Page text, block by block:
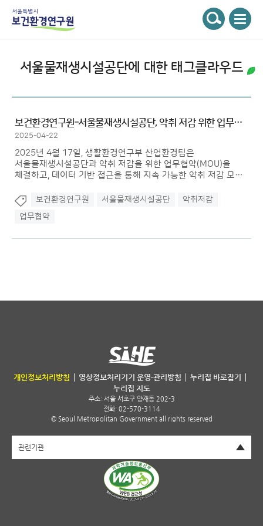
검색
서울물재생시설공단에 대한 태그클라우드
보건환경연구원–서울물재생시설공단, 악취 저감 위한 업무협약 체결
2025-04-22
2025년 4월 17일, 생활환경연구부 산업환경팀은
서울물재생시설공단과 악취 저감을 위한 업무협약(MOU)을
체결하고, 데이터 기반 접근을 통해 지속 가능한 악취 저감 모델
보건환경연구원 서울물재생시설공단
악취저감
업무협약
서울특별시 보건환경연구원
개인정보처리방침 영상정보처리기기 운영·관리방침
누리집 바로잡기
누리집 지도
주소: 서울 서초구 양재동 202-3
전화: 02-570-3114
© Seoul Metropolitan Government all rights reserved
관련기관펼치기